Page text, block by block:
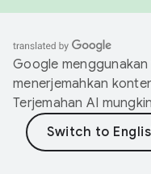
Google
menerjemahkan
Terjemahan AI